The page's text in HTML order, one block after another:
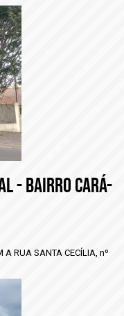
- BAIRRO CARÁ-
RUA SANTA CECÍLIA, nº